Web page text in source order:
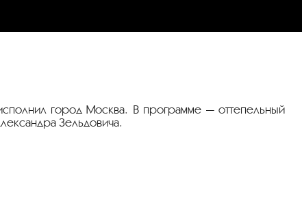
город Москва. В программе — оттепельный
Зельдовича.